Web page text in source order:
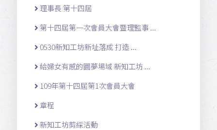
理事長 第十四屆
第十四屆第一次會員大會暨理監事 ...
0530新知工坊新址落成 打造 ...
給婦女有感的圓夢場域 新知工坊 ...
109年第十四屆第1次會員大會
章程
新知工坊剪綵活動